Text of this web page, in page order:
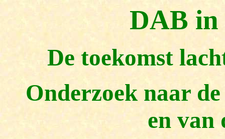
DAB in
De toekomst
Onderzoek naar
en van